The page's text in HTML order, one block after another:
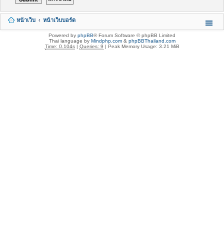
หน้าเว็บ หน้าเว็บบอร์ด
Powered by phpBB® Forum Software © phpBB Limited
Thai language by Mindphp.com& phpBBThailand.com
Time: 0.104s| Queries: 9 | Peak Memory Usage: 3.21 MiB